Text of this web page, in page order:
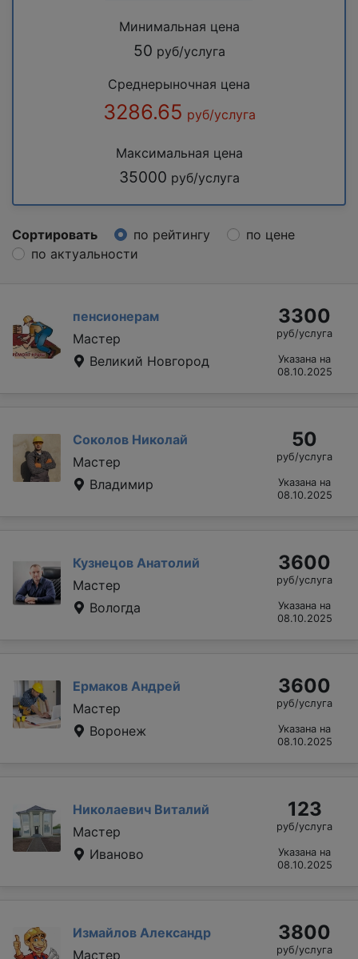
Минимальная цена
50 руб/услуга
Среднерыночная цена
3286.65 руб/услуга
Максимальная цена
35000 руб/услуга
Сортировать по рейтингу
по цене
по актуальности
пенсионерам
Мастер
Великий Новгород
3300
руб/услуга
Указана на
08.10.2025
Соколов Николай
Мастер
Владимир
50
руб/услуга
Указана на
08.10.2025
Кузнецов Анатолий
Мастер
Вологда
3600
руб/услуга
Указана на
08.10.2025
Ермаков Андрей
Мастер
Воронеж
3600
руб/услуга
Указана на
08.10.2025
Николаевич Виталий
Мастер
Иваново
123
руб/услуга
Указана на
08.10.2025
Измайлов Александр
Мастер
3800
руб/услуга